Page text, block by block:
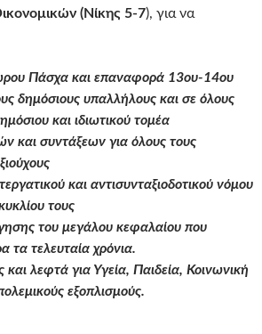
(Νίκης 5-7), για να
Πάσχα και επαναφορά 13ου-14ου
δημόσιους υπαλλήλους και σε όλους
και ιδιωτικού τομέα
και συντάξεων για όλους τους
και αντισυνταξιοδοτικού νόμου
τους
του μεγάλου κεφαλαίου που
τα τελευταία χρόνια.
λεφτά για Υγεία, Παιδεία, Κοινωνική
εξοπλισμούς.